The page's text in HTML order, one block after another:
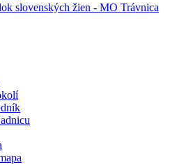
slovenských žien - MO Trávnica